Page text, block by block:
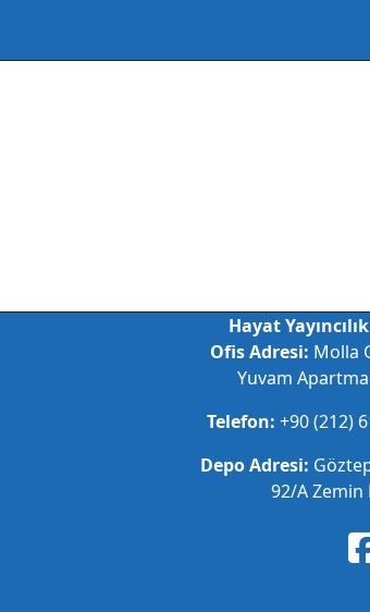
Hayat
Ofis Adresi: Molla
Yuvam
Telefon: +90 (212)
Depo Adresi:
92/A Zemin